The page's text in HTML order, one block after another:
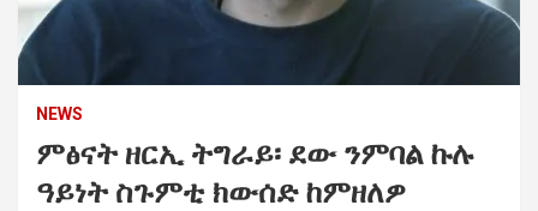
NEWS
ምፅናት ዘርኢ ትግራይ፡ ደው ንምባል ኩሉ
ዓይነት ስጉምቲ ክውሰድ ከምዘለዎ